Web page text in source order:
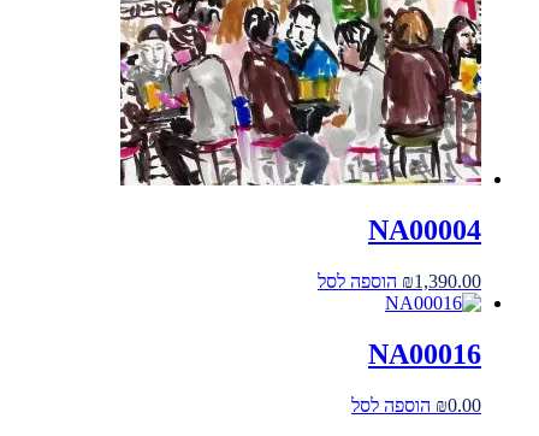
NA00004
₪1,390.00 הוספה לסל
NA00016
₪0.00 הוספה לסל